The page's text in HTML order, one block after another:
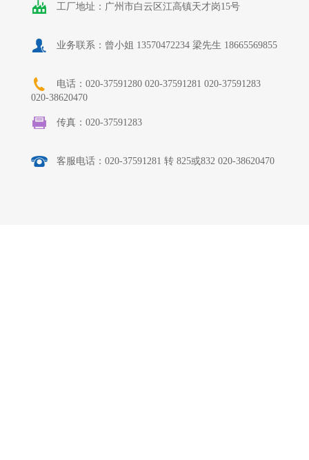
工厂地址： 广州市白云区江高镇天才岗15号
业务联系： 曾小姐 13570472234 梁先生 18665569855
电话：020-37591280 020-37591281 020-37591283
020-38620470
传真： 020-37591283
客服电话： 020-37591281 转 825或832 020-38620470